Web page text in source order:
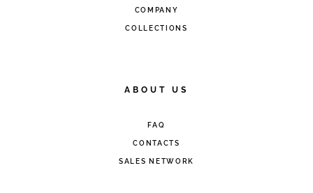
COMPANY
COLLECTIONS
ABOUT US
FAQ
CONTACTS
SALES NETWORK